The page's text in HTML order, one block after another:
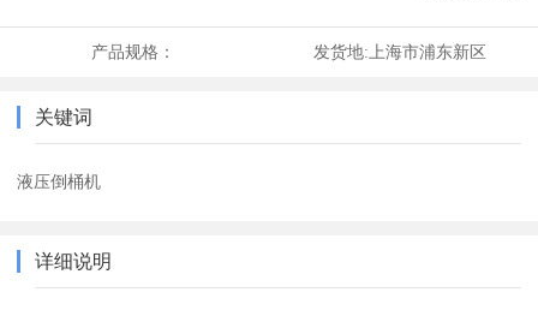
产品规格： 发货地: 上海市浦东新区
关键词
液压倒桶机
详细说明